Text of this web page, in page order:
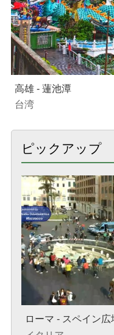
高雄 - 蓮池潭
台湾
ピックアップ
ローマ - スペイン広